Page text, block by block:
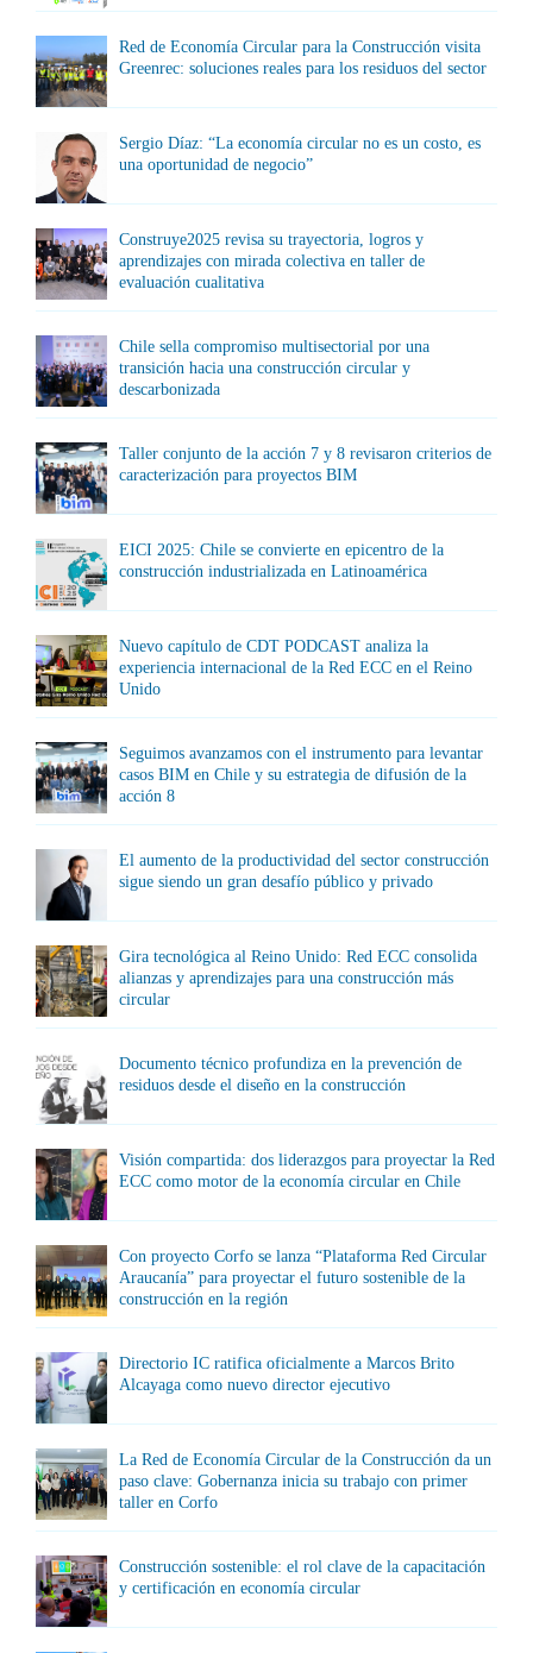
Red de Economía Circular para la Construcción visita
Greenrec: soluciones reales para los residuos del sector
Sergio Díaz: “La economía circular no es un costo, es
una oportunidad de negocio”
Construye2025 revisa su trayectoria, logros y
aprendizajes con mirada colectiva en taller de
evaluación cualitativa
Chile sella compromiso multisectorial por una
transición hacia una construcción circular y
descarbonizada
Taller conjunto de la acción 7 y 8 revisaron criterios de
caracterización para proyectos BIM
EICI 2025: Chile se convierte en epicentro de la
construcción industrializada en Latinoamérica
Nuevo capítulo de CDT PODCAST analiza la
experiencia internacional de la Red ECC en el Reino
Unido
Seguimos avanzamos con el instrumento para levantar
casos BIM en Chile y su estrategia de difusión de la
acción 8
El aumento de la productividad del sector construcción
sigue siendo un gran desafío público y privado
Gira tecnológica al Reino Unido: Red ECC consolida
alianzas y aprendizajes para una construcción más
circular
Documento técnico profundiza en la prevención de
residuos desde el diseño en la construcción
Visión compartida: dos liderazgos para proyectar la Red
ECC como motor de la economía circular en Chile
Con proyecto Corfo se lanza “Plataforma Red Circular
Araucanía” para proyectar el futuro sostenible de la
construcción en la región
Directorio IC ratifica oficialmente a Marcos Brito
Alcayaga como nuevo director ejecutivo
La Red de Economía Circular de la Construcción da un
paso clave: Gobernanza inicia su trabajo con primer
taller en Corfo
Construcción sostenible: el rol clave de la capacitación
y certificación en economía circular